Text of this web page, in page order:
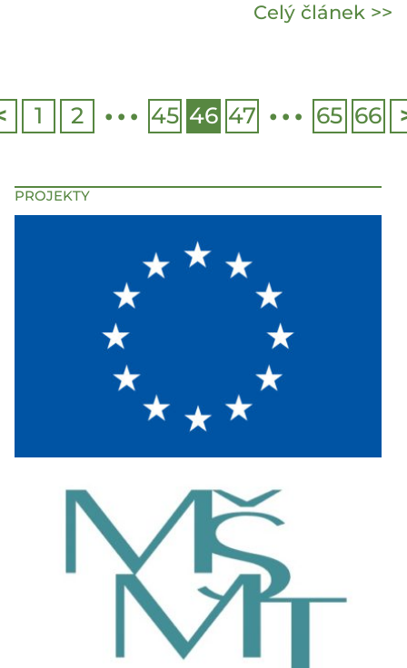
PROJEKTY
Celý článek >>
1 2 … 45 46 47 … 65 66